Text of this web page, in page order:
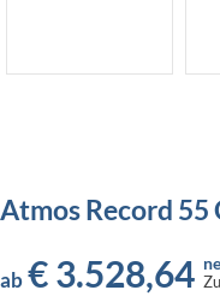
Atmos Record
ab €3.528,64